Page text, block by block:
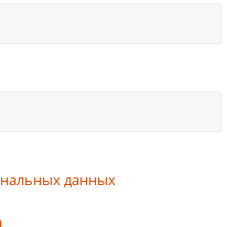
данных